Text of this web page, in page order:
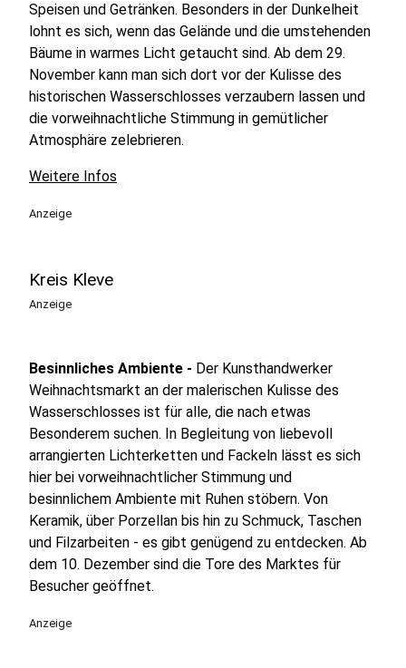
Speisen und Getränken. Besonders in der Dunkelheit
lohnt es sich, wenn das Gelände und die umstehenden
Bäume in warmes Licht getaucht sind. Ab dem 29.
November kann man sich dort vor der Kulisse des
historischen Wasserschlosses verzaubern lassen und
die vorweihnachtliche Stimmung in gemütlicher
Atmosphäre zelebrieren.
Weitere Infos
Anzeige
Kreis Kleve
Anzeige
Besinnliches Ambiente - Der Kunsthandwerker
Weihnachtsmarkt an der malerischen Kulisse des
Wasserschlosses ist für alle, die nach etwas
Besonderem suchen. In Begleitung von liebevoll
arrangierten Lichterketten und Fackeln lässt es sich
hier bei vorweihnachtlicher Stimmung und
besinnlichem Ambiente mit Ruhen stöbern. Von
Keramik, über Porzellan bis hin zu Schmuck, Taschen
und Filzarbeiten - es gibt genügend zu entdecken. Ab
dem 10. Dezember sind die Tore des Marktes für
Besucher geöffnet.
Anzeige